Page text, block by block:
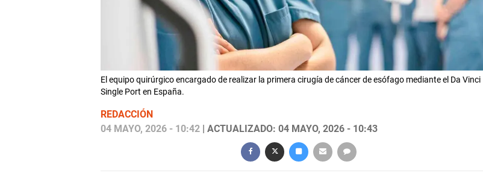
El equipo quirúrgico encargado de realizar la primera cirugía de cáncer de esófago mediante el Da Vinci
Single Port en España.
REDACCIÓN
04 MAYO, 2026 - 10:42| ACTUALIZADO: 04 MAYO, 2026 - 10:43